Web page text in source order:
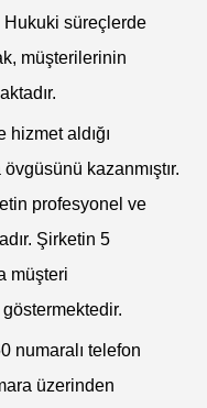
Hukuki süreçlerde
müşterilerinin
aldığı
kazanmıştır.
profesyonel ve
Şirketin 5
müşteri
numaralı telefon
üzerinden